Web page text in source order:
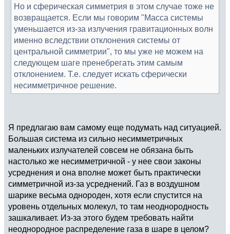
Но и сферическая симметрия в этом случае тоже не
возвращается. Если мы говорим "Масса системы
уменьшается из-за излучения гравитационных волн
именно вследствии отклонения системы от
центральной симметрии", то мы уже не можем на
следующем шаге пренебрегать этим самым
отклонением. Т.е. следует искать сферически
несимметричное решение.
Я предлагаю вам самому еще подумать над ситуацией.
Большая система из сильно несимметричных
маленьких излучателей совсем не обязана быть
настолько же несимметричной - у нее свои законы
усреднения и она вполне может быть практически
симметричной из-за усреднений. Газ в воздушном
шарике весьма однороден, хотя если спустится на
уровень отдельных молекул, то там неоднородность
зашкаливает. Из-за этого будем требовать найти
неоднородное распределение газа в шаре в целом?